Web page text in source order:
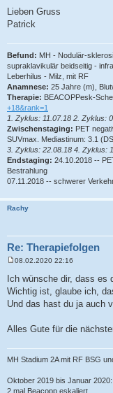
Lieben Gruss
Patrick
Befund: MH - Nodulär-
supraklavikulär beidseitig -
Leberhilus - Milz, mit RF
Anamnese: 25 Jahre (m),
Therapie: BEACOPPesk-
+18&rank=1
1. Zyklus: 11.07.18 2. Zyklus:
Zwischenstaging: PET
SUVmax. Mediastinum: 3.1
3. Zyklus: 22.08.18 4. Zyklus:
Endstaging: 24.10.2018 --
Bestrahlung
07.11.2018 -- schwerer
Rachy
Re: Therapiefolgen
e
i
t
a
08.02.2020 22:16
Ich wünsche dir, dass es
Wichtig ist, glaube ich,
Und das hast du ja auch
Alles Gute für die
MH Stadium 2A mit RF BSG
Oktober 2019 bis Januar 2020:
2 mal Beacopp eskaliert